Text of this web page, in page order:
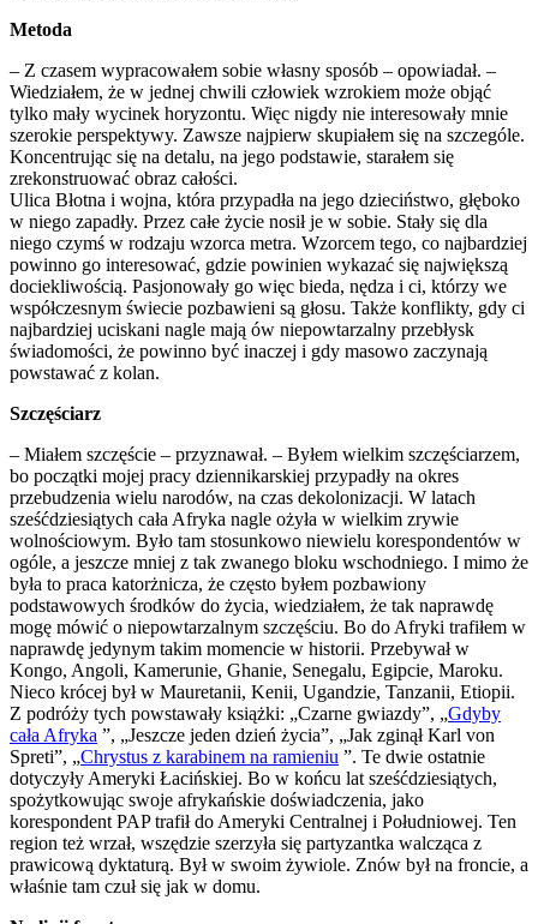
Metoda
– Z czasem wypracowałem sobie własny sposób – opowiadał. –
Wiedziałem, że w jednej chwili człowiek wzrokiem może objąć
tylko mały wycinek horyzontu. Więc nigdy nie interesowały mnie
szerokie perspektywy. Zawsze najpierw skupiałem się na szczególe.
Koncentrując się na detalu, na jego podstawie, starałem się
zrekonstruować obraz całości.
Ulica Błotna i wojna, która przypadła na jego dzieciństwo, głęboko
w niego zapadły. Przez całe życie nosił je w sobie. Stały się dla
niego czymś w rodzaju wzorca metra. Wzorcem tego, co najbardziej
powinno go interesować, gdzie powinien wykazać się największą
dociekliwością. Pasjonowały go więc bieda, nędza i ci, którzy we
współczesnym świecie pozbawieni są głosu. Także konflikty, gdy ci
najbardziej uciskani nagle mają ów niepowtarzalny przebłysk
świadomości, że powinno być inaczej i gdy masowo zaczynają
powstawać z kolan.
Szczęściarz
– Miałem szczęście – przyznawał. – Byłem wielkim szczęściarzem,
bo początki mojej pracy dziennikarskiej przypadły na okres
przebudzenia wielu narodów, na czas dekolonizacji. W latach
sześćdziesiątych cała Afryka nagle ożyła w wielkim zrywie
wolnościowym. Było tam stosunkowo niewielu korespondentów w
ogóle, a jeszcze mniej z tak zwanego bloku wschodniego. I mimo że
była to praca katorżnicza, że często byłem pozbawiony
podstawowych środków do życia, wiedziałem, że tak naprawdę
mogę mówić o niepowtarzalnym szczęściu. Bo do Afryki trafiłem w
naprawdę jedynym takim momencie w historii. Przebywał w
Kongo, Angoli, Kamerunie, Ghanie, Senegalu, Egipcie, Maroku.
Nieco krócej był w Mauretanii, Kenii, Ugandzie, Tanzanii, Etiopii.
Z podróży tych powstawały książki: „Czarne gwiazdy”, „Gdyby
cała Afryka ”, „Jeszcze jeden dzień życia”, „Jak zginął Karl von
Spreti”, „Chrystus z karabinem na ramieniu ”. Te dwie ostatnie
dotyczyły Ameryki Łacińskiej. Bo w końcu lat sześćdziesiątych,
spożytkowując swoje afrykańskie doświadczenia, jako
korespondent PAP trafił do Ameryki Centralnej i Południowej. Ten
region też wrzał, wszędzie szerzyła się partyzantka walcząca z
prawicową dyktaturą. Był w swoim żywiole. Znów był na froncie, a
właśnie tam czuł się jak w domu.